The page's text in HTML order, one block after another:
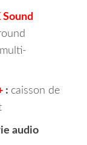
Sound
: caisson de
audio